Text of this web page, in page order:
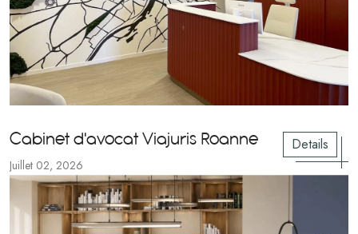
Cabinet d'avocat Viajuris Roanne
Juillet 02, 2026
Details